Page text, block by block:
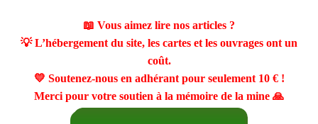
📖 Vous aimez lire nos articles ?
💡 L’hébergement du site, les cartes et les ouvrages ont un
coût.
💛 Soutenez-nous en adhérant pour seulement 10 €!
Merci pour votre soutien à la mémoire de la mine 🙏